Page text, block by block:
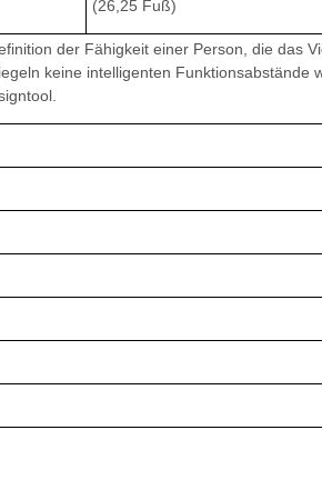
(26,25 Fuß)
der Fähigkeit einer Person, die das
keine intelligenten Funktionsabstände